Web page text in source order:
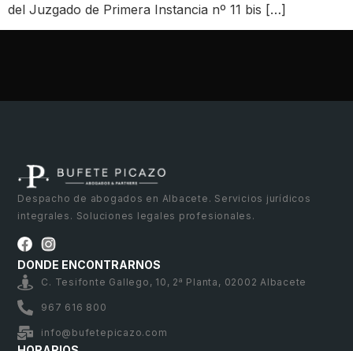
del Juzgado de Primera Instancia nº 11 bis […]
Despacho de abogados en Albacete. Servicios jurídicos
integrales. Soluciones legales profesionales.
DONDE ENCONTRARNOS
C. Tesifonte Gallego, 10, 2ª Planta, 02002 Albacete
967 616 800
info@bufetepicazo.com